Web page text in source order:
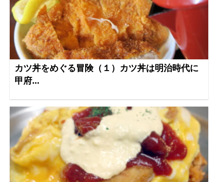
カツ丼をめぐる冒険（１）カツ丼は明治時代に
甲府...